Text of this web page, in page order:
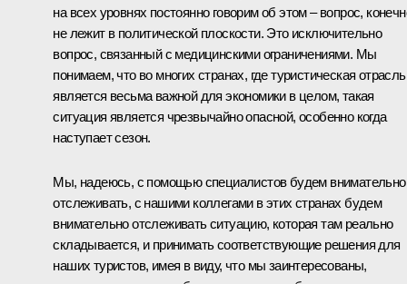
на всех уровнях постоянно говорим об этом – вопрос,
не лежит в политической плоскости. Это исключительно
вопрос, связанный с медицинскими ограничениями. Мы
понимаем, что во многих странах, где туристическая отрасль
является весьма важной для экономики в целом, такая
ситуация является чрезвычайно опасной, особенно когда
наступает сезон.
Мы, надеюсь, с помощью специалистов будем внимательно
отслеживать, с нашими коллегами в этих странах будем
внимательно отслеживать ситуацию, которая там реально
складывается, и принимать соответствующие решения для
наших туристов, имея в виду, что мы заинтересованы,